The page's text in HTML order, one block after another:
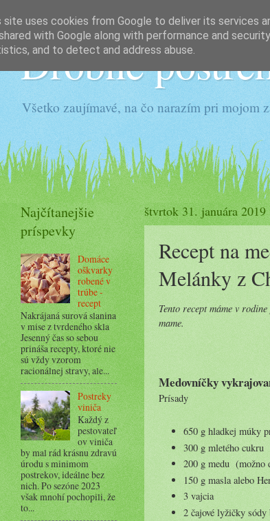
Drobné
Všetko zaujímavé, na čo narazím pri mojom
štvrtok 31. januára 2019
Recept na
Melánky z
Tento recept máme v
mame.
Medovníčky
Prísady
650 g hladkej múky
300 g mletého cukru
200 g medu (možno
150 g masla alebo
3 vajcia
2 čajové lyžičky sódy
Najčítanejšie
príspevky
Domáce
oškvarky
robené v
trúbe -
recept
Nakrájaná surová slanina
v mise z tvrdeného skla
Jesenný čas so sebou
prináša recepty, ktoré nie
sú vždy vzorom
racionálnej stravy, ale...
Postreky
viniča
Každý z
pestovateľ
ov viniča
by mal rád krásnu zdravú
úrodu s minimom
postrekov, ideálne bez
nich. Po sezóne 2023
však mnohí pochopili, že
to...
site uses cookies from Google to deliver its services
with Google along with performance and
and to detect and address abuse.